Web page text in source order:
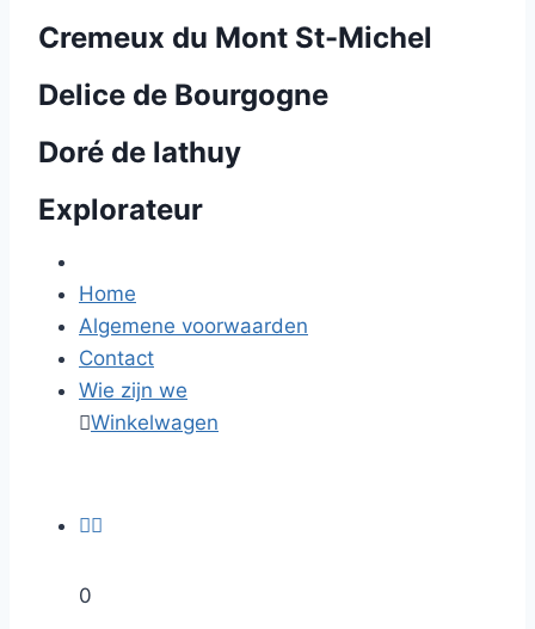
Cremeux du Mont St-Michel
Delice de Bourgogne
Doré de lathuy
Explorateur
Home
Algemene voorwaarden
Contact
Wie zijn we
Winkelwagen

0